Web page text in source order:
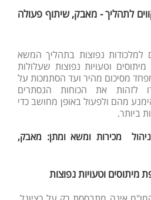
לתהליך - מאבק, שיתוף פעולה
למלכודות נפוצות בתהליך המשא
ומתן? מאמר זה חושף 7 מיתוסים וטעויות נפוצות שעלולות
מסיכום מהיר ועד הסתמכות על
לזהות את הכוחות הנסתרים
מהם ולפעול באופן מחושב כדי
ביותר.
מכירות ומשא ומתן: מאבק,
מיתוסים וטעויות נפוצות